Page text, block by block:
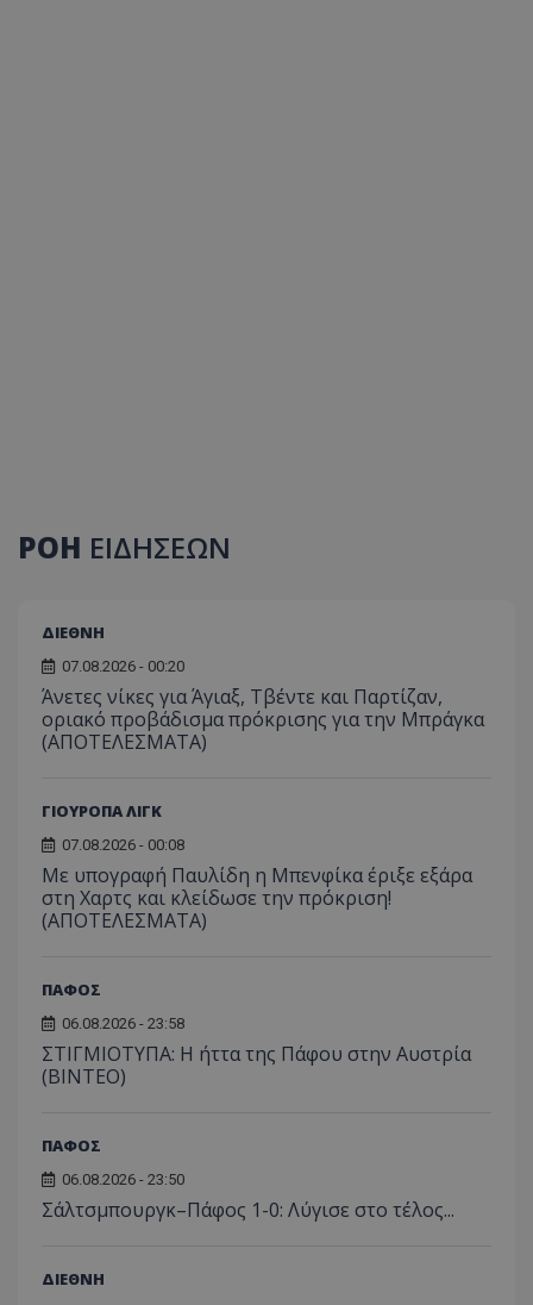
ΡΟΗ ΕΙΔΗΣΕΩΝ
ΔΙΕΘΝΗ
07.08.2026 - 00:20
Άνετες νίκες για Άγιαξ, Τβέντε και Παρτίζαν,
οριακό προβάδισμα πρόκρισης για την Μπράγκα
(ΑΠΟΤΕΛΕΣΜΑΤΑ)
ΓΙΟΥΡΟΠΑ ΛΙΓΚ
07.08.2026 - 00:08
Με υπογραφή Παυλίδη η Μπενφίκα έριξε εξάρα
στη Χαρτς και κλείδωσε την πρόκριση!
(ΑΠΟΤΕΛΕΣΜΑΤΑ)
ΠΑΦΟΣ
06.08.2026 - 23:58
ΣΤΙΓΜΙΟΤΥΠΑ: Η ήττα της Πάφου στην Αυστρία
(ΒΙΝΤΕΟ)
ΠΑΦΟΣ
06.08.2026 - 23:50
Σάλτσμπουργκ–Πάφος 1-0: Λύγισε στο τέλος...
ΔΙΕΘΝΗ